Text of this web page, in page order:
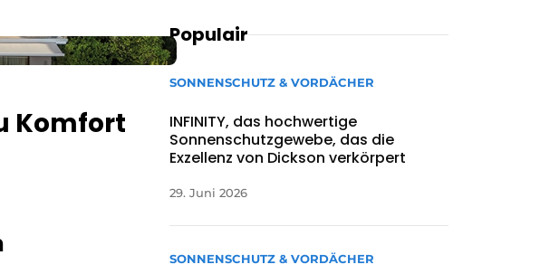
Komfort
Populair
SONNENSCHUTZ & VORDÄCHER
INFINITY, das hochwertige
Sonnenschutzgewebe, das die
Exzellenz von Dickson verkörpert
29. Juni 2026
SONNENSCHUTZ & VORDÄCHER